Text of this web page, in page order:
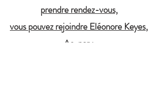
prendre rendez-vous,
vous pouvez rejoindre Eléonore Keyes,
Ac. par :